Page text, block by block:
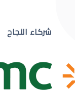
نظر مفاجئشركاء النجاح